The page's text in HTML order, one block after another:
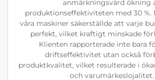
anmärkningsvärd ökning
produktionseffektiviteten med 30 %.
våra maskiner säkerställde att varje
perfekt, vilket kraftigt minskade
Klienten rapporterade inte bara
driftseffektivitet utan också
produktkvalitet, vilket resulterade i
och varumärkeslojalitet.